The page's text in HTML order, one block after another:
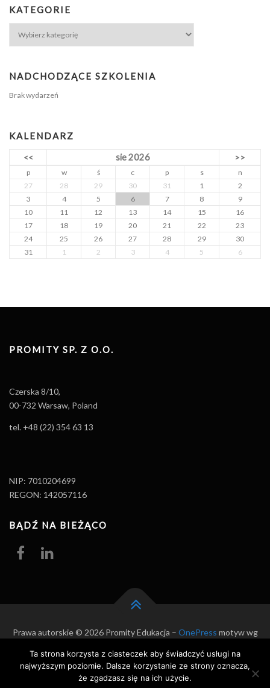
KATEGORIE
NADCHODZĄCE SZKOLENIA
Brak wydarzeń
KALENDARZ
<< sie 2026 >>
p w ś c p s
n
27
28 29 30 31 1
2
3
4 5 6 7 8
9
10
11 12 13 14 15
16
17
18 19 20 21 22
23
24
25 26 27 28 29
30
31
1 2 3 4 5 6
PROMITY SP. Z O.O.
Czerska 8/10,
00-732 Warsaw, Poland
tel. +48 (22) 354 63 13
NIP: 7010204699
REGON: 142057116
BĄDŹ NA BIEŻĄCO
Prawa autorskie © 2026 Promity Edukacja – OnePress motyw wg
Ta strona korzysta z ciasteczek aby świadczyć usługi na
najwyższym poziomie. Dalsze korzystanie ze strony oznacza,
że zgadzasz się na ich użycie.